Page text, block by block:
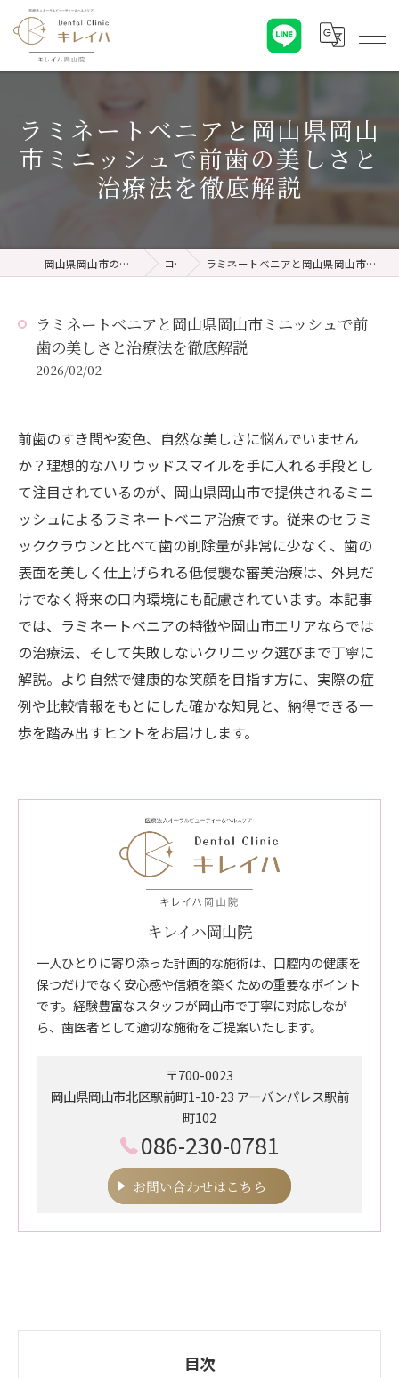
ラミネートベニアと岡山県岡山
市ミニッシュで前歯の美しさと
治療法を徹底解説
岡山県岡山市の歯医者ならキレイハ岡山院 コラム ラミネートベニアと岡山県岡山市ミニッシュで前歯の美しさと治療法を徹底解説
ラミネートベニアと岡山県岡山市ミニッシュで前
歯の美しさと治療法を徹底解説
2026/02/02
前歯のすき間や変色、自然な美しさに悩んでいません
か？理想的なハリウッドスマイルを手に入れる手段とし
て注目されているのが、岡山県岡山市で提供されるミニ
ッシュによるラミネートベニア治療です。従来のセラミ
ッククラウンと比べて歯の削除量が非常に少なく、歯の
表面を美しく仕上げられる低侵襲な審美治療は、外見だ
けでなく将来の口内環境にも配慮されています。本記事
では、ラミネートベニアの特徴や岡山市エリアならでは
の治療法、そして失敗しないクリニック選びまで丁寧に
解説。より自然で健康的な笑顔を目指す方に、実際の症
例や比較情報をもとにした確かな知見と、納得できる一
歩を踏み出すヒントをお届けします。
キレイハ岡山院
一人ひとりに寄り添った計画的な施術は、口腔内の健康を
保つだけでなく安心感や信頼を築くための重要なポイント
です。経験豊富なスタッフが岡山市で丁寧に対応しなが
ら、歯医者として適切な施術をご提案いたします。
〒700-0023
岡山県岡山市北区駅前町1-10-23 アーバンパレス駅前
町102
086-230-0781
お問い合わせはこちら
目次